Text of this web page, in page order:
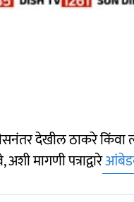
देखील ठाकरे किंवा
मागणी पत्राद्वारे